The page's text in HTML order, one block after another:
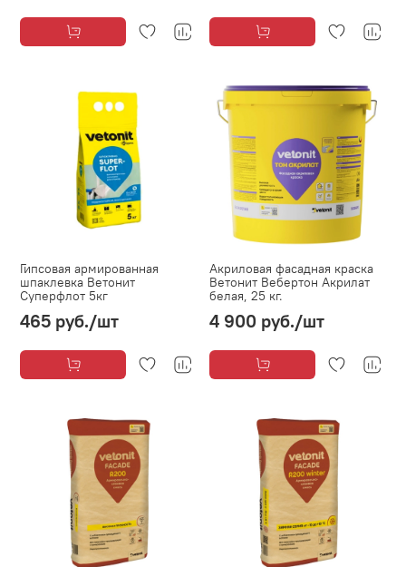
Гипсовая армированная
шпаклевка Ветонит
Суперфлот 5кг
465 руб./шт
Акриловая фасадная краска
Ветонит Вебертон Акрилат
белая, 25 кг.
4 900 руб./шт